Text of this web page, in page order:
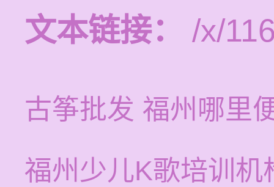
文本链接：
/x/
古筝批发 福州哪里
福州少儿K歌培训机